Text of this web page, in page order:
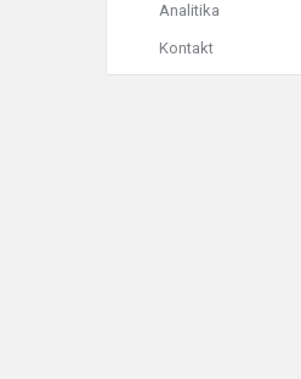
Analitika
Kontakt